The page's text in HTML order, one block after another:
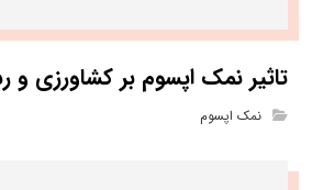
تاثیر نمک اپسوم بر کشاورزی و
نمک اپسوم